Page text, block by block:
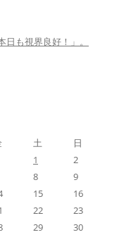
も視界良好！」。
土
日
1
2
8
9
15
16
22
23
29
30